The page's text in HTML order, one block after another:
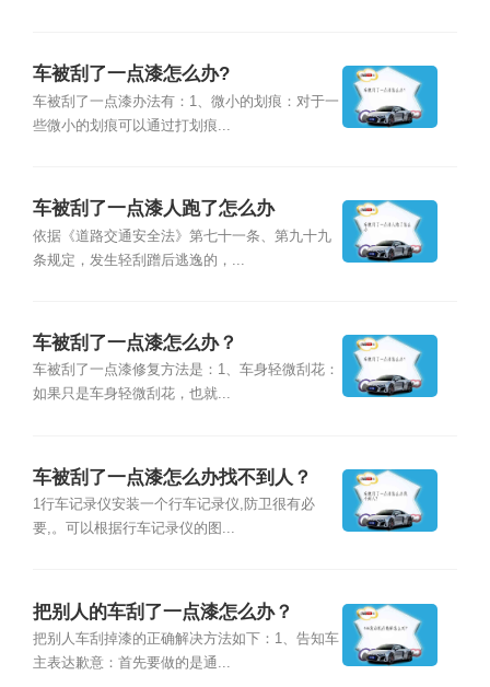
车被刮了一点漆怎么办?
车被刮了一点漆办法有：1、微小的划痕：对于一
些微小的划痕可以通过打划痕...
车被刮了一点漆人跑了怎么办
依据《道路交通安全法》第七十一条、第九十九
条规定，发生轻刮蹭后逃逸的，...
车被刮了一点漆怎么办？
车被刮了一点漆修复方法是：1、车身轻微刮花：
如果只是车身轻微刮花，也就...
车被刮了一点漆怎么办找不到人？
1行车记录仪安装一个行车记录仪,防卫很有必
要,。可以根据行车记录仪的图...
把别人的车刮了一点漆怎么办？
把别人车刮掉漆的正确解决方法如下：1、告知车
主表达歉意：首先要做的是通...